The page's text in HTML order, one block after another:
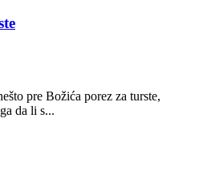
pre Božića porez za turste,
da li s...